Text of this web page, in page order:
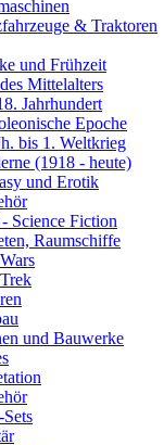
& Traktoren
und Frühzeit
Mittelalters
Jahrhundert
Epoche
bis 1. Weltkrieg
(1918 - heute)
und Erotik
Science Fiction
Raumschiffe
und Bauwerke